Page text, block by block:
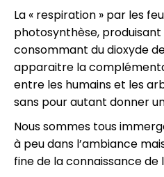
La « respiration » par les
photosynthèse, produisant
consommant du dioxyde
apparaitre la
entre les humains et les
sans pour autant donner
Nous sommes tous
à peu dans l’ambiance
fine de la connaissance de